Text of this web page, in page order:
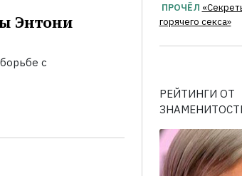
Энтони
с
ПРОЧЁЛ
горячего секса»
РЕЙТИНГИ ОТ